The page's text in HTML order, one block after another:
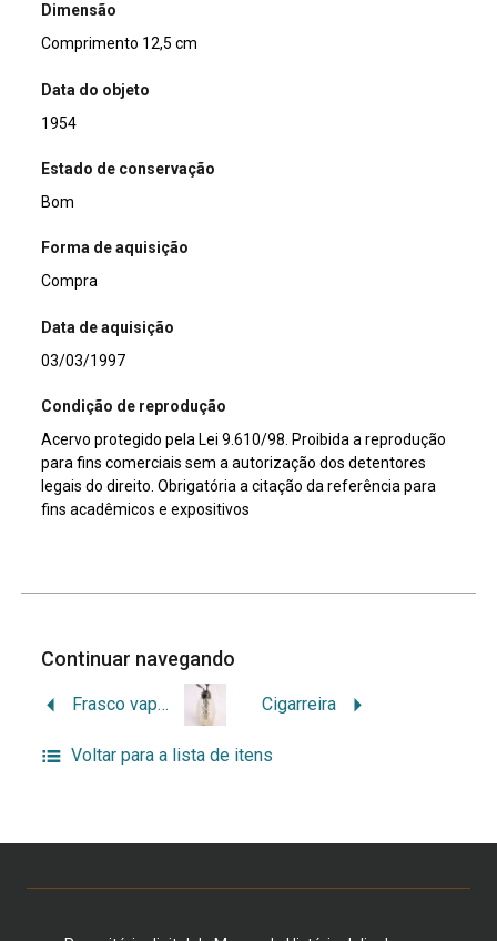
Dimensão
Comprimento 12,5 cm
Data do objeto
1954
Estado de conservação
Bom
Forma de aquisição
Compra
Data de aquisição
03/03/1997
Condição de reprodução
Acervo protegido pela Lei 9.610/98. Proibida a reprodução
para fins comerciais sem a autorização dos detentores
legais do direito. Obrigatória a citação da referência para
fins acadêmicos e expositivos
Continuar navegando
Frasco vaporizador para perfume Cigarreira
Voltar para a lista de itens